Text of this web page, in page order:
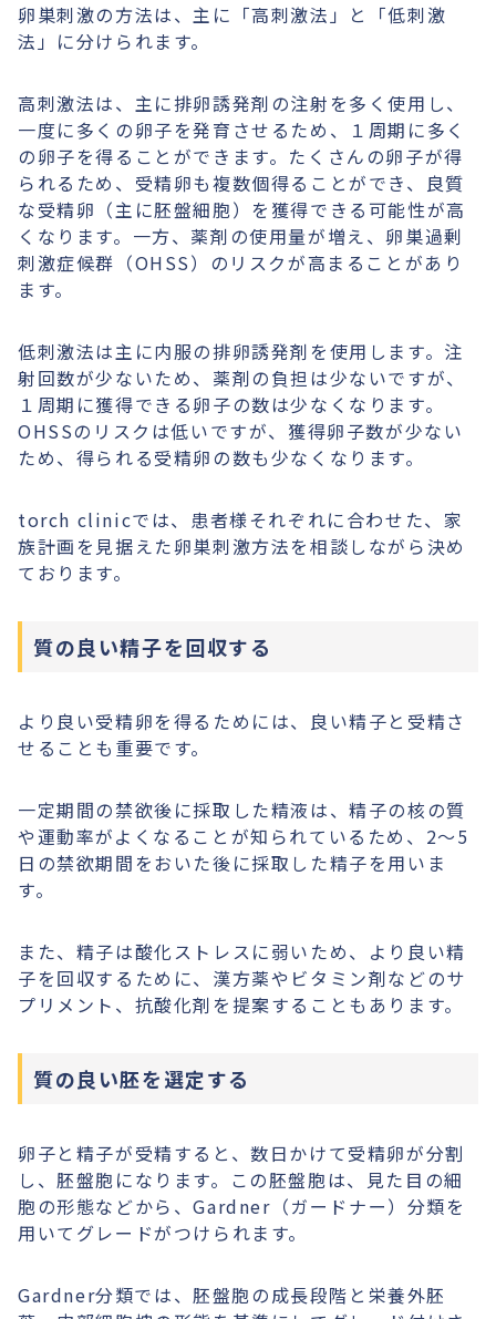
卵巣刺激の方法は、主に「高刺激法」と「低刺激
法」に分けられます。
高刺激法は、主に排卵誘発剤の注射を多く使用し、
一度に多くの卵子を発育させるため、１周期に多く
の卵子を得ることができます。たくさんの卵子が得
られるため、受精卵も複数個得ることができ、良質
な受精卵（主に胚盤細胞）を獲得できる可能性が高
くなります。一方、薬剤の使用量が増え、卵巣過剰
刺激症候群（OHSS）のリスクが高まることがあり
ます。
低刺激法は主に内服の排卵誘発剤を使用します。注
射回数が少ないため、薬剤の負担は少ないですが、
１周期に獲得できる卵子の数は少なくなります。
OHSSのリスクは低いですが、獲得卵子数が少ない
ため、得られる受精卵の数も少なくなります。
torch clinicでは、患者様それぞれに合わせた、家
族計画を見据えた卵巣刺激方法を相談しながら決め
ております。
質の良い精子を回収する
より良い受精卵を得るためには、良い精子と受精さ
せることも重要です。
一定期間の禁欲後に採取した精液は、精子の核の質
や運動率がよくなることが知られているため、2〜5
日の禁欲期間をおいた後に採取した精子を用いま
す。
また、精子は酸化ストレスに弱いため、より良い精
子を回収するために、漢方薬やビタミン剤などのサ
プリメント、抗酸化剤を提案することもあります。
質の良い胚を選定する
卵子と精子が受精すると、数日かけて受精卵が分割
し、胚盤胞になります。この胚盤胞は、見た目の細
胞の形態などから、Gardner（ガードナー）分類を
用いてグレードがつけられます。
Gardner分類では、胚盤胞の成長段階と栄養外胚